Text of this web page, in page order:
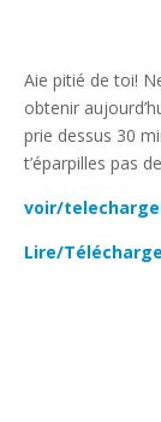
Aie pitié de toi!
obtenir
prie dessus 30
t’éparpilles pas
voir/
Lire/